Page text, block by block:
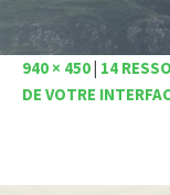
940 × 450| 14
DE VOTRE